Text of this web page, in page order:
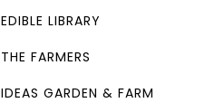
EDIBLE LIBRARY
THE FARMERS
IDEAS GARDEN & FARM